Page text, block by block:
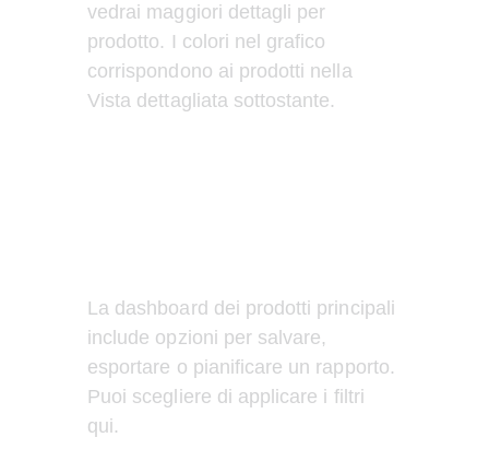
vedrai maggiori dettagli per
prodotto. I colori nel grafico
corrispondono ai prodotti nella
Vista dettagliata sottostante.
La dashboard dei prodotti principali
include opzioni per salvare,
esportare o pianificare un rapporto.
Puoi scegliere di applicare i filtri
qui.